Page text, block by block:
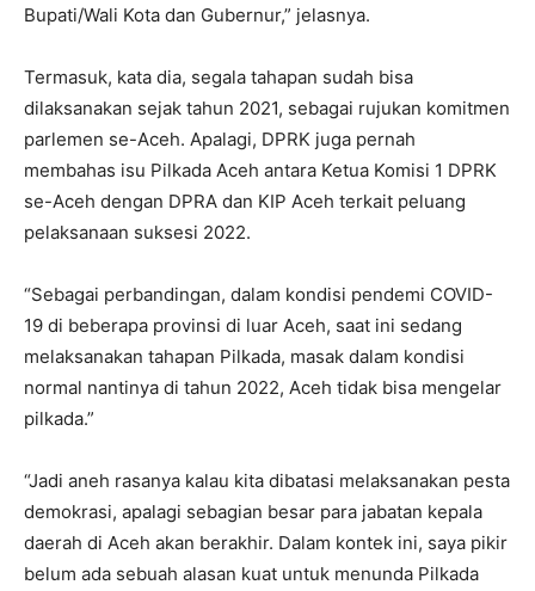
Bupati/Wali Kota dan Gubernur,” jelasnya.
Termasuk, kata dia, segala tahapan sudah bisa
dilaksanakan sejak tahun 2021, sebagai rujukan komitmen
parlemen se-Aceh. Apalagi, DPRK juga pernah
membahas isu Pilkada Aceh antara Ketua Komisi 1 DPRK
se-Aceh dengan DPRA dan KIP Aceh terkait peluang
pelaksanaan suksesi 2022.
“Sebagai perbandingan, dalam kondisi pendemi COVID-
19 di beberapa provinsi di luar Aceh, saat ini sedang
melaksanakan tahapan Pilkada, masak dalam kondisi
normal nantinya di tahun 2022, Aceh tidak bisa mengelar
pilkada.”
“Jadi aneh rasanya kalau kita dibatasi melaksanakan pesta
demokrasi, apalagi sebagian besar para jabatan kepala
daerah di Aceh akan berakhir. Dalam kontek ini, saya pikir
belum ada sebuah alasan kuat untuk menunda Pilkada